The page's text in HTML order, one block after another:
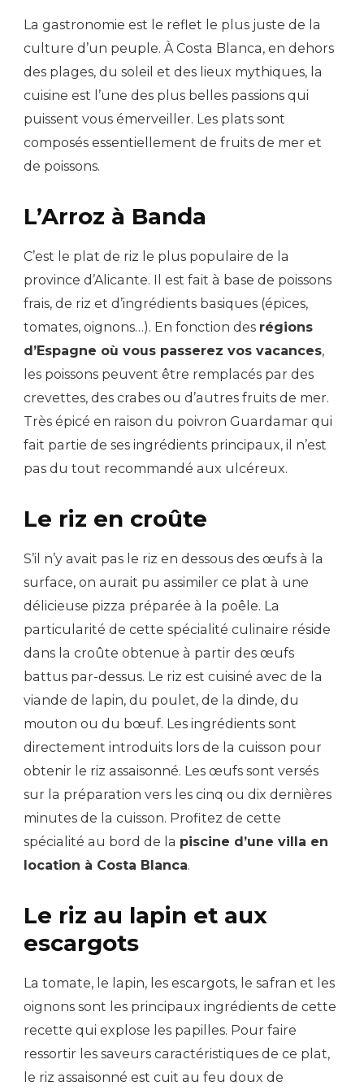
La gastronomie est le reflet le plus juste de la
culture d’un peuple. À Costa Blanca, en dehors
des plages, du soleil et des lieux mythiques, la
cuisine est l’une des plus belles passions qui
puissent vous émerveiller. Les plats sont
composés essentiellement de fruits de mer et
de poissons.
L’Arroz à Banda
C’est le plat de riz le plus populaire de la
province d’Alicante. Il est fait à base de poissons
frais, de riz et d’ingrédients basiques (épices,
tomates, oignons…). En fonction des régions
d’Espagne où vous passerez vos vacances,
les poissons peuvent être remplacés par des
crevettes, des crabes ou d’autres fruits de mer.
Très épicé en raison du poivron Guardamar qui
fait partie de ses ingrédients principaux, il n’est
pas du tout recommandé aux ulcéreux.
Le riz en croûte
S’il n’y avait pas le riz en dessous des œufs à la
surface, on aurait pu assimiler ce plat à une
délicieuse pizza préparée à la poêle. La
particularité de cette spécialité culinaire réside
dans la croûte obtenue à partir des œufs
battus par-dessus. Le riz est cuisiné avec de la
viande de lapin, du poulet, de la dinde, du
mouton ou du bœuf. Les ingrédients sont
directement introduits lors de la cuisson pour
obtenir le riz assaisonné. Les œufs sont versés
sur la préparation vers les cinq ou dix dernières
minutes de la cuisson. Profitez de cette
spécialité au bord de la piscine d’une villa en
location à Costa Blanca.
Le riz au lapin et aux
escargots
La tomate, le lapin, les escargots, le safran et les
oignons sont les principaux ingrédients de cette
recette qui explose les papilles. Pour faire
ressortir les saveurs caractéristiques de ce plat,
le riz assaisonné est cuit au feu doux de